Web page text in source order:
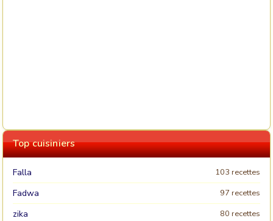
Top cuisiniers
Falla 103 recettes
Fadwa 97 recettes
zika 80 recettes